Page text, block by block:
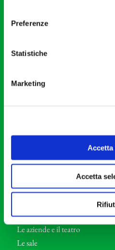
Preferenze
Statistiche
Marketing
Accetta
Via S. Giovanni sul Muro, 2
Cod. Fisc. 80078650159
Orchestra I Pomeriggi
Direttore Artistico
Professori d’Orchestra
Eventi Corporate
Le aziende e il teatro
Le sale